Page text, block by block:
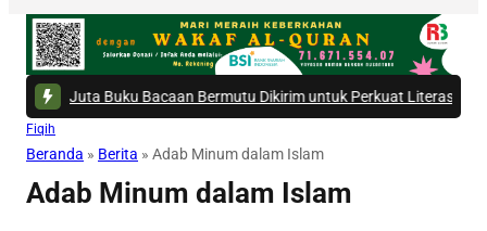
Bacaan Bermutu Dikirim untuk Perkuat Literasi Anak Indonesia|#5 -
Fiqih
Beranda » Berita » Adab Minum dalam Islam
Adab Minum dalam Islam